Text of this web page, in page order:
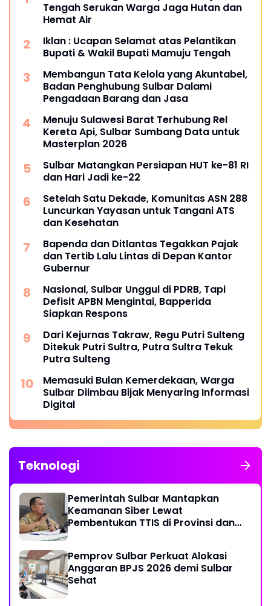
Tengah Serukan Warga Jaga Hutan dan
Hemat Air
Iklan : Ucapan Selamat atas Pelantikan
Bupati & Wakil Bupati Mamuju Tengah
Membangun Tata Kelola yang Akuntabel,
Badan Penghubung Sulbar Dalami
Pengadaan Barang dan Jasa
Menuju Sulawesi Barat Terhubung Rel
Kereta Api, Sulbar Sumbang Data untuk
Masterplan 2026
Sulbar Matangkan Persiapan HUT ke-81 RI
dan Hari Jadi ke-22
Setelah Satu Dekade, Komunitas ASN 288
Luncurkan Yayasan untuk Tangani ATS
dan Kesehatan
Bapenda dan Ditlantas Tegakkan Pajak
dan Tertib Lalu Lintas di Depan Kantor
Gubernur
Nasional, Sulbar Unggul di PDRB, Tapi
Defisit APBN Mengintai, Bapperida
Siapkan Respons
Dari Kejurnas Takraw, Regu Putri Sulteng
Ditekuk Putri Sultra, Putra Sultra Tekuk
Putra Sulteng
Memasuki Bulan Kemerdekaan, Warga
Sulbar Diimbau Bijak Menyaring Informasi
Digital
Teknologi
Pemerintah Sulbar Mantapkan
Keamanan Siber Lewat
Pembentukan TTIS di Provinsi dan
Pemprov Sulbar Perkuat Alokasi
Anggaran BPJS 2026 demi Sulbar
Sehat